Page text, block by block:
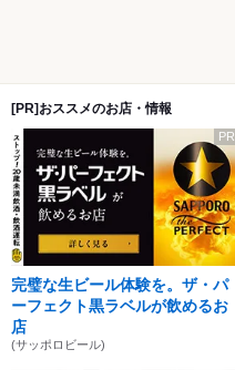
[PR]おススメのお店・情報
PR
完璧な生ビール体験を。ザ・パ
ーフェクト黒ラベルが飲めるお
店
(サッポロビール)